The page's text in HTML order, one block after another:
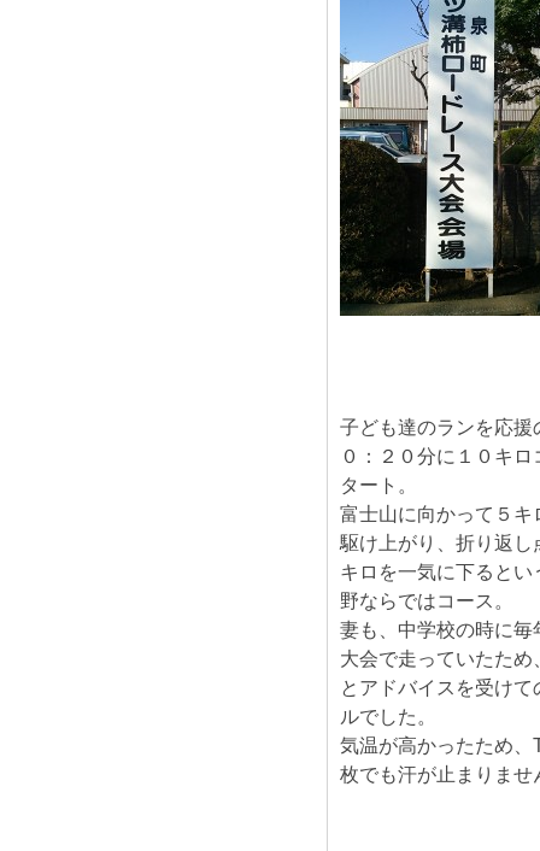
子ども達のランを応援
０：２０分に１０キロ
タート。
富士山に向かって５キ
駆け上がり、折り返し
キロを一気に下るとい
野ならではコース。
妻も、中学校の時に毎
大会で走っていたため
とアドバイスを受けて
ルでした。
気温が高かったため、
枚でも汗が止まりませ